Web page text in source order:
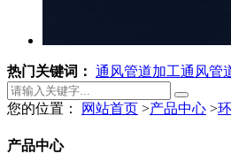
热门关键词： 通风管道加工通风管
您的位置： 网站首页 >产品中心 >
产品中心